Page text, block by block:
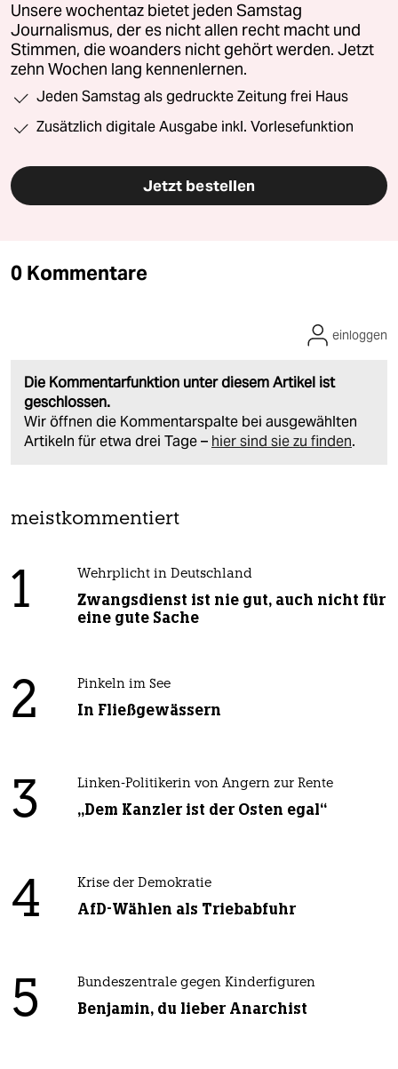
Unsere wochentaz bietet jeden Samstag
Journalismus, der es nicht allen recht macht und
Stimmen, die woanders nicht gehört werden. Jetzt
zehn Wochen lang kennenlernen.
Jeden Samstag als gedruckte Zeitung frei Haus
Zusätzlich digitale Ausgabe inkl. Vorlesefunktion
Jetzt bestellen
0 Kommentare
Die Kommentarfunktion unter diesem Artikel ist
geschlossen.
Wir öffnen die Kommentarspalte bei ausgewählten
Artikeln für etwa drei Tage – hier sind sie zu finden.
einloggen
meistkommentiert
1 Wehrplicht in Deutschland
Zwangsdienst ist nie gut, auch nicht für
eine gute Sache
2 Pinkeln im See
In Fließgewässern
3 Linken-Politikerin von Angern zur Rente
„Dem Kanzler ist der Osten egal“
4 Krise der Demokratie
AfD-Wählen als Triebabfuhr
5 Bundeszentrale gegen Kinderfiguren
Benjamin, du lieber Anarchist